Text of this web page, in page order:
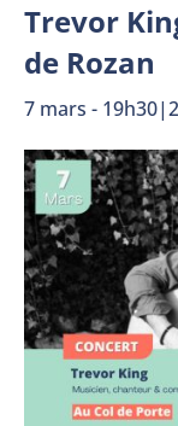
Trevor
de Rozan
7 mars - 19h30|